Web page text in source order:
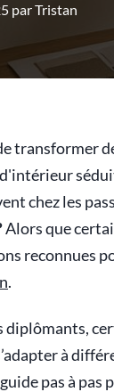
parTristan
transformer
chez les
Alors que
reconnues
.
diplômants,
à
pas à pas